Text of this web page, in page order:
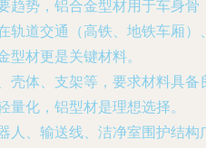
趋势，铝合金型材用于车身骨
轨道交通（高铁、地铁车厢）
型材更是关键材料。
壳体、支架等，要求材料具备
化，铝型材是理想选择。
人、输送线、洁净室围护结构